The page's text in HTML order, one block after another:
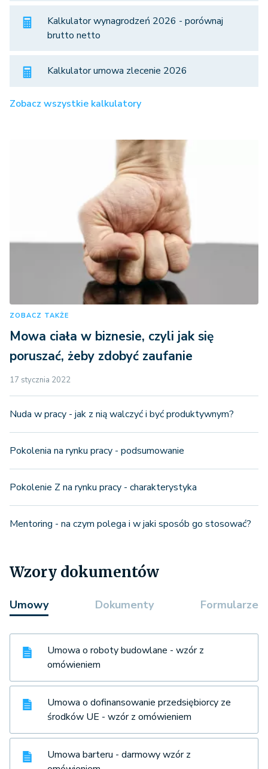
Kalkulator wynagrodzeń 2026 - porównaj
brutto netto
Kalkulator umowa zlecenie 2026
Zobacz wszystkie kalkulatory
ZOBACZ TAKŻE
Mowa ciała w biznesie, czyli jak się
poruszać, żeby zdobyć zaufanie
17 stycznia 2022
Nuda w pracy - jak z nią walczyć i być produktywnym?
Pokolenia na rynku pracy - podsumowanie
Pokolenie Z na rynku pracy - charakterystyka
Mentoring - na czym polega i w jaki sposób go stosować?
Wzory dokumentów
Umowy Dokumenty Formularze
Umowa o roboty budowlane - wzór z
omówieniem
Umowa o dofinansowanie przedsiębiorcy ze
środków UE - wzór z omówieniem
Umowa barteru - darmowy wzór z